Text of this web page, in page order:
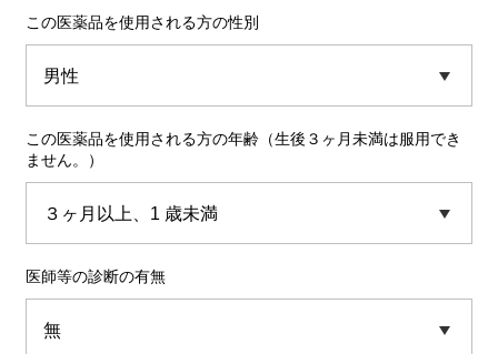
この医薬品を使用される方の性別
この医薬品を使用される方の年齢（生後３ヶ月未満は服用でき
ません。）
医師等の診断の有無